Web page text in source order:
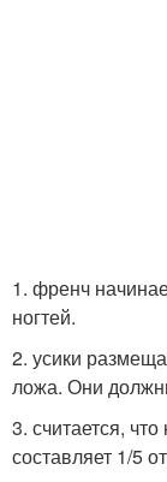
1. френч
ногтей.
2. усики
ложа. Они
3. считается,
составляет 1/5